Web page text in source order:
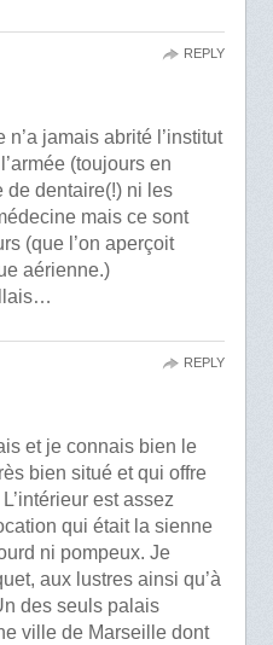
jamais abrité l’institut
(toujours en
de dentaire(!) ni les
mais ce sont
(que l’on aperçoit
aérienne.)
REPLY
et je connais bien le
bien situé et qui offre
est assez
qui était la sienne
ni pompeux. Je
aux lustres ainsi qu’à
des seuls palais
ville de Marseille dont
REPLY